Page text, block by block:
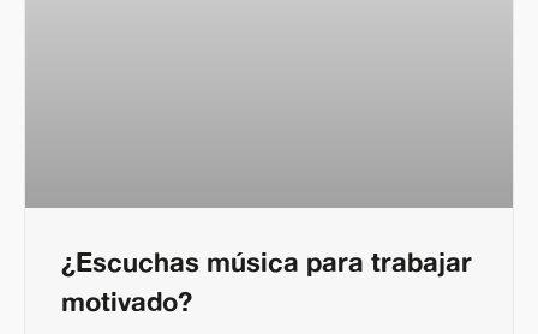
¿Escuchas música para trabajar
motivado?